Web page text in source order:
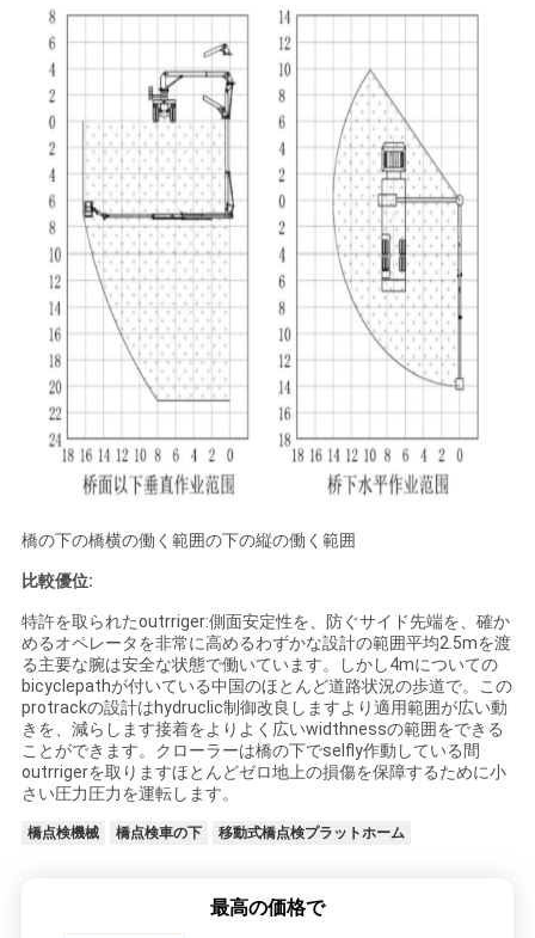
橋の下の橋横の働く範囲の下の縦の働く範囲
比較優位:
特許を取られたoutrriger:側面安定性を、防ぐサイド先端を、確か
めるオペレータを非常に高めるわずかな設計の範囲平均2.5mを渡
る主要な腕は安全な状態で働いています。しかし4mについての
bicyclepathが付いている中国のほとんど道路状況の歩道で。この
protrackの設計はhydruclic制御改良しますより適用範囲が広い動
きを、減らします接着をよりよく広いwidthnessの範囲をできる
ことができます。クローラーは橋の下でselfly作動している間
outrrigerを取りますほとんどゼロ地上の損傷を保障するために小
さい圧力圧力を運転します。
橋点検機械 橋点検車の下 移動式橋点検プラットホーム
最高の価格で